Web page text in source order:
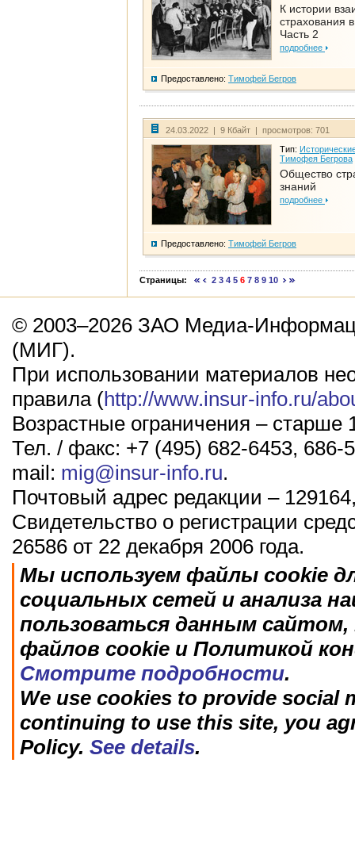
К истории
страхования
Часть 2
подробнее
Предоставлено: Тимофей Бегров
24.03.2022 | 9 Кбайт | просмотров: 701
Тип:
Тимофея Бегрова
Общество
знаний
подробнее
Предоставлено: Тимофей Бегров
Страницы: 2 3 4 5 6 7 8 9 10
© 2003–2026 ЗАО Медиа-
(МИГ).
При использовании материалов
правила (http://www.insur-info.ru/
Возрастные ограничения – старше
Тел. / факс: +7 (495) 682-6453, 686-
mail: mig@insur-info.ru.
Почтовый адрес редакции –
Свидетельство о регистрации
26586 от 22 декабря 2006 года.
Мы используем файлы cookie
социальных сетей и анализа
пользоваться данным
файлов cookie и Политикой
Смотрите подробности.
We use cookies to provide social
continuing to use this site, you
Policy. See details.